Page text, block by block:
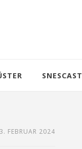
SNESCAST
FEBRUAR 2024